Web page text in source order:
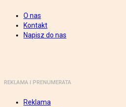
O nas
Kontakt
Napisz do nas
REKLAMA I PRENUMERATA
Reklama